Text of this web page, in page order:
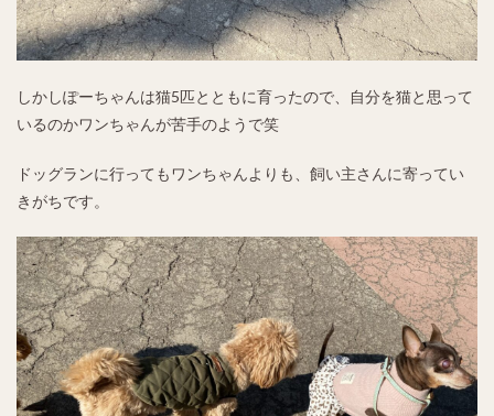
しかしぽーちゃんは猫5匹とともに育ったので、自分を猫と思って
いるのかワンちゃんが苦手のようで笑
ドッグランに行ってもワンちゃんよりも、飼い主さんに寄ってい
きがちです。